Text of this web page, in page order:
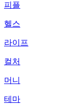
피플
헬스
라이프
컬처
머니
테마